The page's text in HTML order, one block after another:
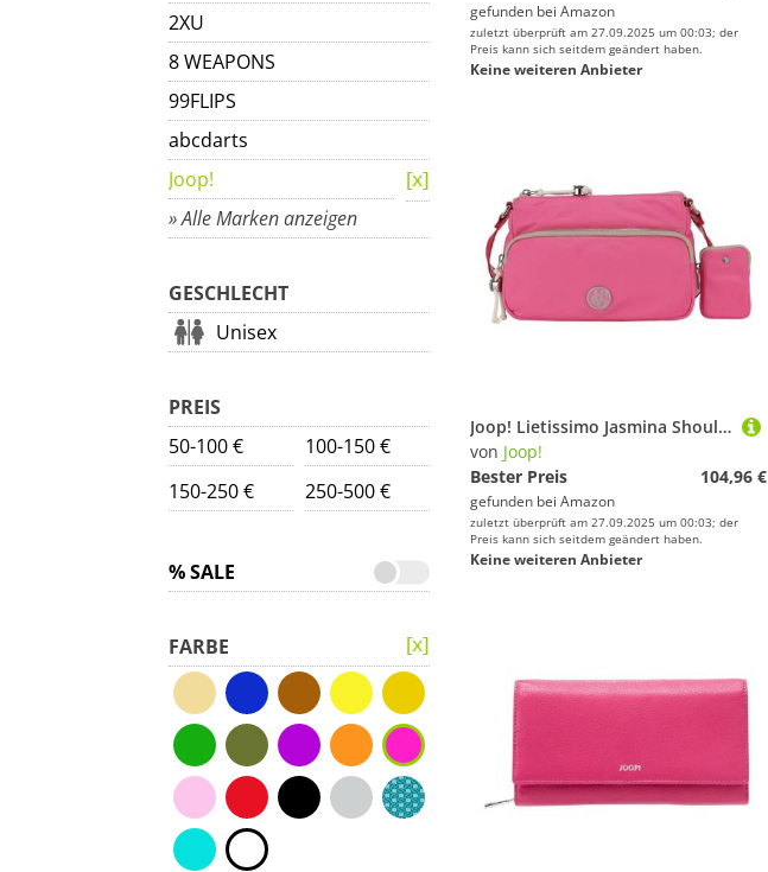
2XU
8 WEAPONS
99FLIPS
abcdarts
Joop!
» Alle Marken anzeigen
GESCHLECHT
Unisex
PREIS
50-100 €
100-150 €
150-250 €
250-500 €
% SALE
FARBE
gefunden bei Amazon
zuletzt überprüft am 27.09.2025 um 00:03; der
Preis kann sich seitdem geändert haben.
Keine weiteren Anbieter
Joop! Lietissimo Jasmina Shoulderbag S Pink
von Joop!
Bester Preis
104,96 €
gefunden bei Amazon
zuletzt überprüft am 27.09.2025 um 00:03; der
Preis kann sich seitdem geändert haben.
Keine weiteren Anbieter